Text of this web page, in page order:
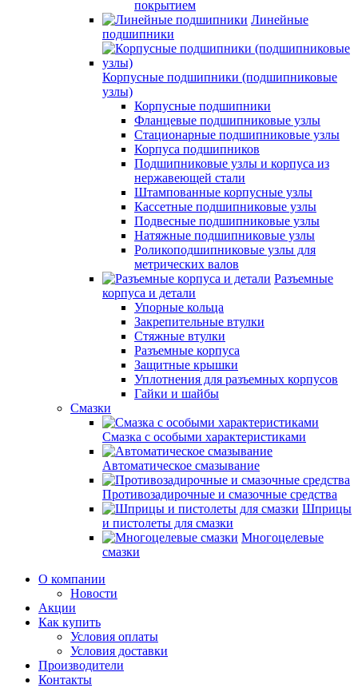
покрытием
Линейные
подшипники
Корпусные подшипники (подшипниковые
узлы)
Корпусные подшипники
Фланцевые подшипниковые узлы
Стационарные подшипниковые узлы
Корпуса подшипников
Подшипниковые узлы и корпуса из
нержавеющей стали
Штампованные корпусные узлы
Кассетные подшипниковые узлы
Подвесные подшипниковые узлы
Натяжные подшипниковые узлы
Роликоподшипниковые узлы для
метрических валов
Разъемные
корпуса и детали
Упорные кольца
Закрепительные втулки
Стяжные втулки
Разъемные корпуса
Защитные крышки
Уплотнения для разъемных корпусов
Гайки и шайбы
Смазки
Смазка с особыми характеристиками
Автоматическое смазывание
Противозадирочные и смазочные средства
Шприцы
и пистолеты для смазки
Многоцелевые
смазки
О компании
Новости
Акции
Как купить
Условия оплаты
Условия доставки
Производители
Контакты